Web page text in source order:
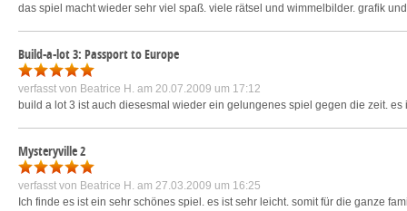
das spiel macht wieder sehr viel spaß. viele rätsel und wimmelbilder. grafik
Build-a-lot 3: Passport to Europe
verfasst von Beatrice H. am 20.07.2009 um 17:12
build a lot 3 ist auch diesesmal wieder ein gelungenes spiel gegen die zeit.
Mysteryville 2
verfasst von Beatrice H. am 27.03.2009 um 16:25
Ich finde es ist ein sehr schönes spiel. es ist sehr leicht. somit für die ganze